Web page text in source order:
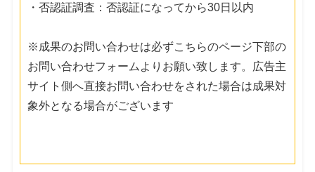
・否認証調査：否認証になってから30日以内
※成果のお問い合わせは必ずこちらのページ下部の
お問い合わせフォームよりお願い致します。広告主
サイト側へ直接お問い合わせをされた場合は成果対
象外となる場合がございます